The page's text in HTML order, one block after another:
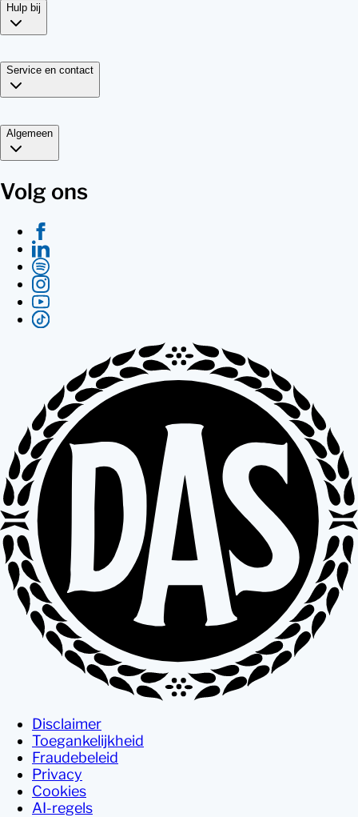
Hulp bij
Service en contact
Algemeen
Volg ons
Disclaimer
Toegankelijkheid
Fraudebeleid
Privacy
Cookies
AI-regels